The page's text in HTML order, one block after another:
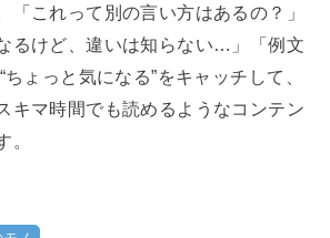
「これって別の言い方はあるの？」
るけど、違いは知らない…」「例文
ょっと気になる”をキャッチして、
キマ時間でも読めるようなコンテン
。